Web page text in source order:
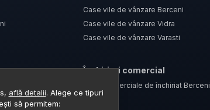
Case vile de vânzare Berceni
Case vile de vânzare Vidra
Case vile de vânzare Varasti
Închirieri comercial
Spații comerciale de închiriat Berceni
află detalii. Alege ce tipuri
să permitem: